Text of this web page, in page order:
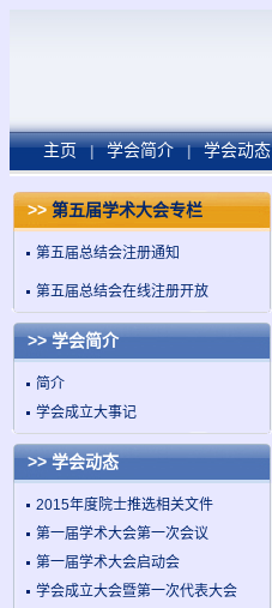
主页 | 学会简介 | 学会动态
>>第五届学术大会专栏
第五届总结会注册通知
第五届总结会在线注册开放
>> 学会简介
简介
学会成立大事记
>> 学会动态
2015年度院士推选相关文件
第一届学术大会第一次会议
第一届学术大会启动会
学会成立大会暨第一次代表大会